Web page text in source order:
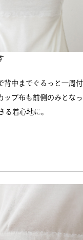
背中までぐるっと一周付
ップ布も前側のみとなっ
着心地に。